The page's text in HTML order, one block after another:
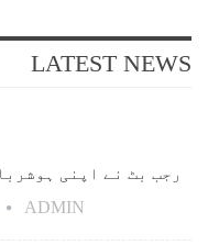
LATEST NEWS
رجب بٹ نے اپنی
ADMIN